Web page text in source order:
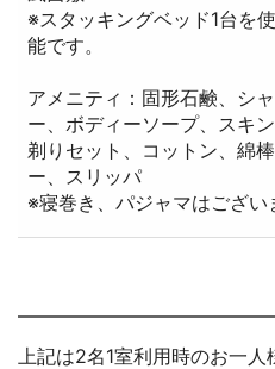
※スタッキングベッド1台を
能です。
アメニティ：固形石鹸、シ
ー、ボディーソープ、スキ
剃りセット、コットン、綿
ー、スリッパ
※寝巻き、パジャマはござい
上記は2名1室利用時のお一